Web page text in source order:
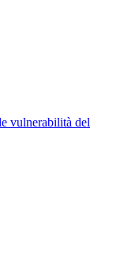
vulnerabilità del